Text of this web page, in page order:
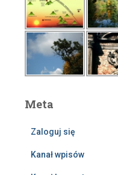
Meta
Zaloguj się
Kanał wpisów